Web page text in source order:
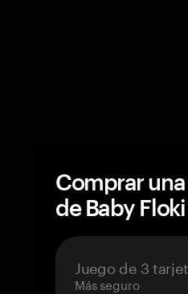
Comprar
de Baby
Juego de 3
Más seguro